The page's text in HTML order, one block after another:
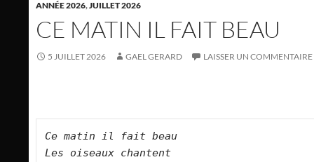
ANNÉE 2026,JUILLET 2026
CE MATIN IL FAIT BEAU
5 JUILLET 2026 GAEL GERARD LAISSER UN COMMENTAIRE
Ce matin il fait beau
Les oiseaux chantent